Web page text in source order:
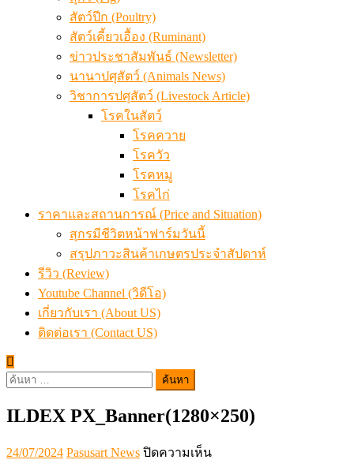
สัตว์ปีก (Poultry)
สัตว์เคี้ยวเอื้อง (Ruminant)
ข่าวประชาสัมพันธ์ (Newsletter)
นานาปศุสัตว์ (Animals News)
วิชาการปศุสัตว์ (Livestock Article)
โรคในสัตว์
โรคควาย
โรควัว
โรคหมู
โรคไก่
ราคาและสถานการณ์ (Price and Situation)
สุกรมีชีวิตหน้าฟาร์มวันนี้
สรุปภาวะสินค้าเกษตรประจำสัปดาห์
รีวิว (Review)
Youtube Channel (วิดีโอ)
เกี่ยวกับเรา (About US)
ติดต่อเรา (Contact US)
ค้นหา
ILDEX PX_Banner(1280×250)
Posted
on
24/07/2024 Author
Pasusart News ปิดความเห็นบน